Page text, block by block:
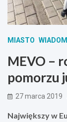
MIASTO
MEVO –
pomorzu
27 marca 2019
Największy w